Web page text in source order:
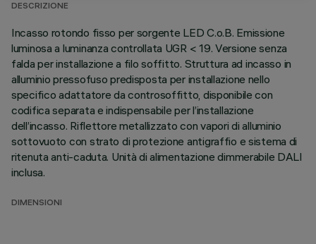
DESCRIZIONE
Incasso rotondo fisso per sorgente LED C.o.B. Emissione
luminosa a luminanza controllata UGR < 19. Versione senza
falda per installazione a filo soffitto. Struttura ad incasso in
alluminio pressofuso predisposta per installazione nello
specifico adattatore da controsoffitto, disponibile con
codifica separata e indispensabile per l’installazione
dell’incasso. Riflettore metallizzato con vapori di alluminio
sottovuoto con strato di protezione antigraffio e sistema di
ritenuta anti-caduta. Unità di alimentazione dimmerabile DALI
inclusa.
DIMENSIONI